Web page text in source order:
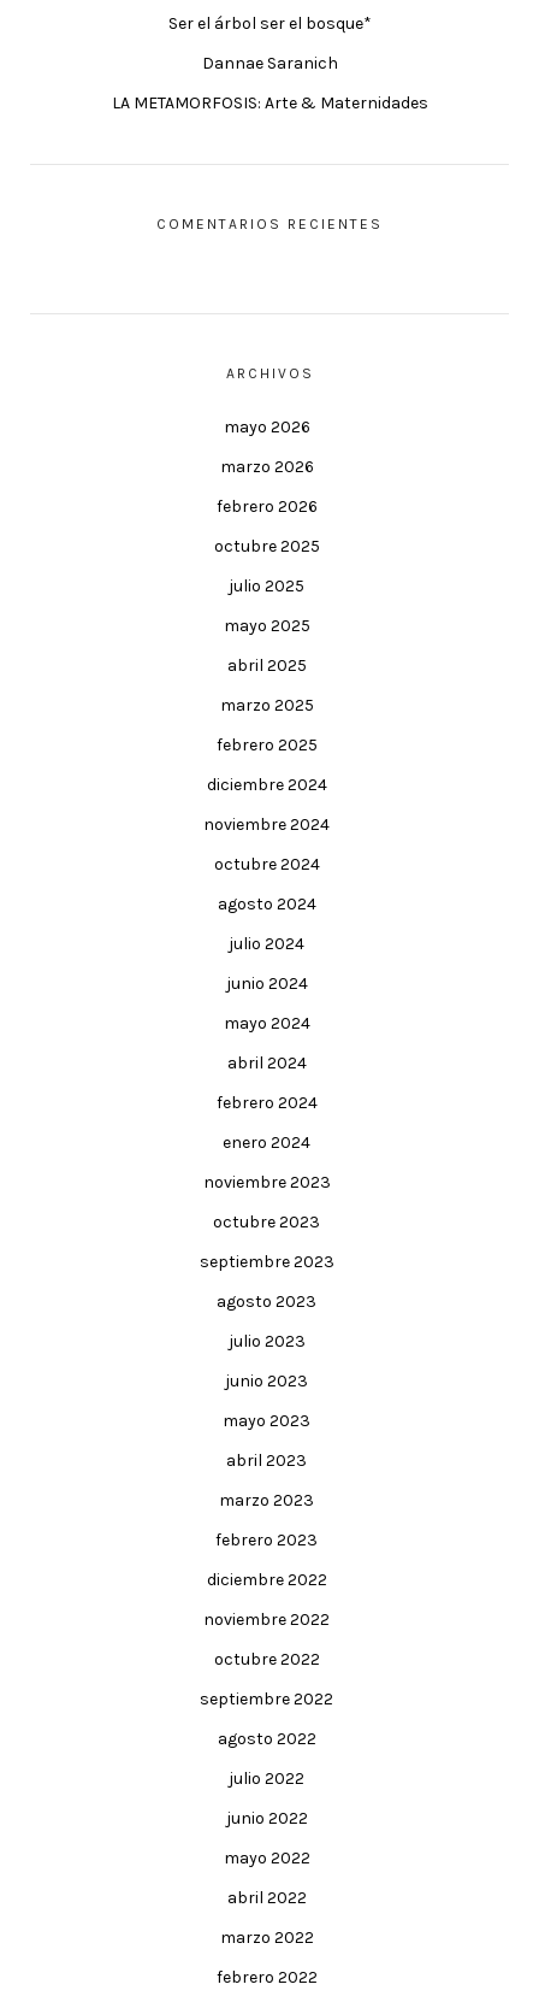
Ser el árbol ser el bosque*
Dannae Saranich
LA METAMORFOSIS: Arte & Maternidades
COMENTARIOS RECIENTES
ARCHIVOS
mayo 2026
marzo 2026
febrero 2026
octubre 2025
julio 2025
mayo 2025
abril 2025
marzo 2025
febrero 2025
diciembre 2024
noviembre 2024
octubre 2024
agosto 2024
julio 2024
junio 2024
mayo 2024
abril 2024
febrero 2024
enero 2024
noviembre 2023
octubre 2023
septiembre 2023
agosto 2023
julio 2023
junio 2023
mayo 2023
abril 2023
marzo 2023
febrero 2023
diciembre 2022
noviembre 2022
octubre 2022
septiembre 2022
agosto 2022
julio 2022
junio 2022
mayo 2022
abril 2022
marzo 2022
febrero 2022